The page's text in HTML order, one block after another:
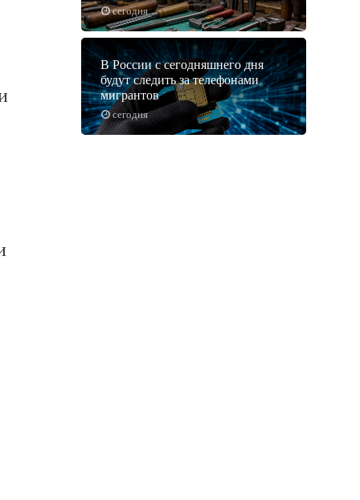
сегодня
сегодня
В России с сегодняшнего дня
будут следить за телефонами
мигрантов